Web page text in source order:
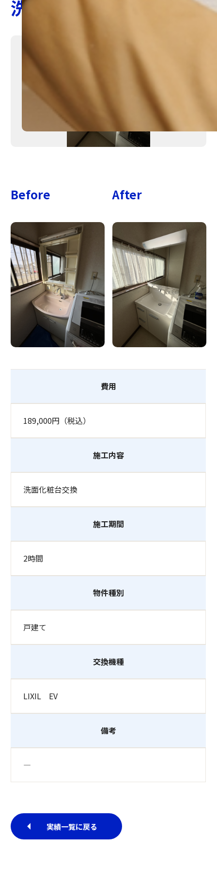
洗面化粧台交換
Before After
費用
189,000円（税込）
施工内容
洗面化粧台交換
施工期間
2時間
物件種別
戸建て
交換機種
LIXIL EV
備考
―
実績一覧に戻る